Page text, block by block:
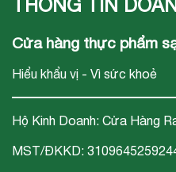
chuỗi
THÔNG TIN
Cửa hàng thực phẩm
Hiểu khẩu vị - Vì sức khoẻ
Hộ Kinh Doanh: Cửa Hàng
MST/ĐKKD: